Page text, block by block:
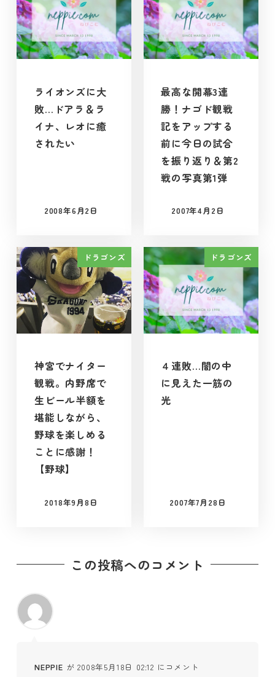
ライオンズに大
敗…ドアラ＆ラ
イナ、レオに癒
されたい
投稿日
2008年6月2日
最高な開幕3連
勝！ナゴド観戦
記をアップする
前に今日の試合
を振り返り＆第2
戦の写真第1弾
投稿日
2007年4月2日
ドラゴンズ
神宮でナイター
観戦。内野席で
生ビール半額を
堪能しながら、
野球を楽しめる
ことに感謝！
【野球】
投稿日
2018年9月8日
ドラゴンズ
４連敗…闇の中
に見えた一筋の
光
投稿日
2007年7月28日
この投稿へのコメント
NEPPIE が 2008年5月18日 02:12 にコメント